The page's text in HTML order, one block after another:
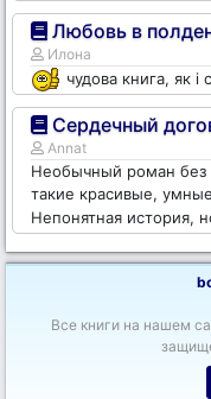
Любовь в
Илона
чудова книга, як і
Сердечный
Annat
Необычный роман без
такие красивые,
Непонятная история,
Все книги на нашем